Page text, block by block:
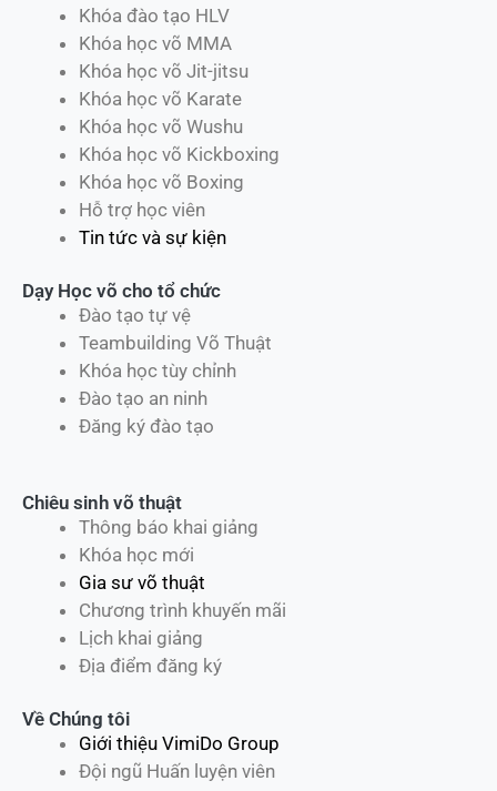
Khóa đào tạo HLV
Khóa học võ MMA
Khóa học võ Jit-jitsu
Khóa học võ Karate
Khóa học võ Wushu
Khóa học võ Kickboxing
Khóa học võ Boxing
Hỗ trợ học viên
Tin tức và sự kiện
Dạy Học võ cho tổ chức
Đào tạo tự vệ
Teambuilding Võ Thuật
Khóa học tùy chỉnh
Đào tạo an ninh
Đăng ký đào tạo
Chiêu sinh võ thuật
Thông báo khai giảng
Khóa học mới
Gia sư võ thuật
Chương trình khuyến mãi
Lịch khai giảng
Địa điểm đăng ký
Về Chúng tôi
Giới thiệu VimiDo Group
Đội ngũ Huấn luyện viên